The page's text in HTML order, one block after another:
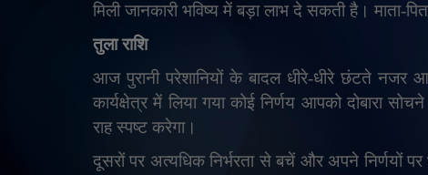
मिली जानकारी भविष्य में बड़ा लाभ दे सकती है। माता-
तुला राशि
आज पुरानी परेशानियों के बादल धीरे-धीरे छंटते
कार्यक्षेत्र में लिया गया कोई निर्णय आपको दोबारा
राह स्पष्ट करेगा।
दूसरों पर अत्यधिक निर्भरता से बचें और अपने निर्णयों